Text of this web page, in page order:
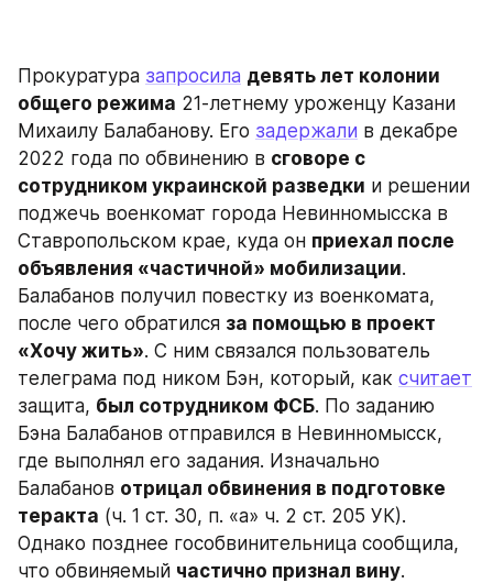
Прокуратура запросила девять лет колонии
общего режима 21-летнему уроженцу Казани
Михаилу Балабанову. Его задержали в декабре
2022 года по обвинению в сговоре с
сотрудником украинской разведки и решении
поджечь военкомат города Невинномысска в
Ставропольском крае, куда он приехал после
объявления «частичной» мобилизации.
Балабанов получил повестку из военкомата,
после чего обратился за помощью в проект
«Хочу жить». С ним связался пользователь
телеграма под ником Бэн, который, как считает
защита, был сотрудником ФСБ. По заданию
Бэна Балабанов отправился в Невинномысск,
где выполнял его задания. Изначально
Балабанов отрицал обвинения в подготовке
теракта (ч. 1 ст. 30, п. «а» ч. 2 ст. 205 УК).
Однако позднее гособвинительница сообщила,
что обвиняемый частично признал вину.